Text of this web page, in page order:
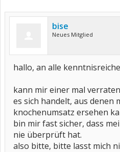
bise
Neues Mitglied
hallo, an alle
kann mir einer mal
es sich handelt, aus denen
knochenumsatz ersehen
bin mir fast sicher, dass
nie überprüft hat.
also bitte, bitte lasst mich